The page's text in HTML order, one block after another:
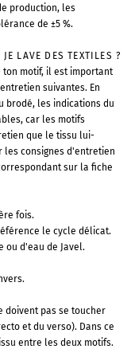
production, les
de ±5 %.
LAVE DES TEXTILES ?
ton motif, il est important
suivantes. En
brodé, les indications du
car les motifs
que le tissu lui-
les consignes d'entretien
sur la fiche
fois.
le cycle délicat.
ou d'eau de Javel.
doivent pas se toucher
et du verso). Dans ce
entre les deux motifs.